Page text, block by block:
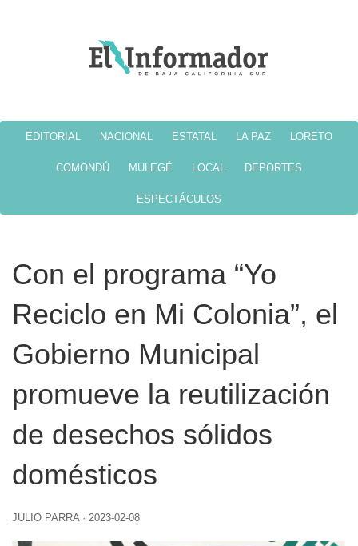
EDITORIAL NACIONAL ESTATAL LA PAZ LORETO
COMONDÚ MULEGÉ LOCAL DEPORTES
ESPECTÁCULOS
Con el programa “Yo
Reciclo en Mi Colonia”, el
Gobierno Municipal
promueve la reutilización
de desechos sólidos
domésticos
JULIO PARRA · 2023-02-08